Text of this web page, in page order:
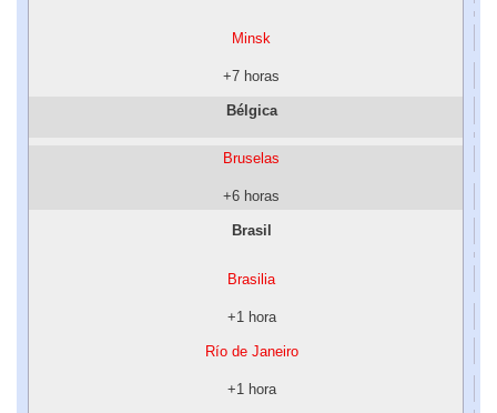
Minsk
+7 horas
Bélgica
Bruselas
+6 horas
Brasil
Brasilia
+1 hora
Río de Janeiro
+1 hora